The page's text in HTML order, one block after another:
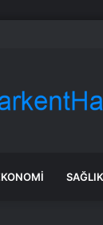
doğaya saldılar
SAĞLIK